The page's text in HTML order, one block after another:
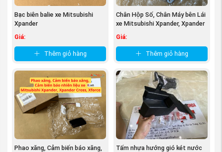
thanh toán tiền nên quý khách hàng hoàn toàn
yên tâm khi mua phụ tùng tại Phụ tùng Mitsubishi
Quý khách hàng mua phụ tùng xe Mitsubishi
Xpander tạiAn Việt
của chúng tôi sẽ được đảm
bảo về chất lượng, giá cả, dịch vụ và bảo hành
một cách chu đáo nhất.
Tất cả các sản phẩm bán ra của phụ tùng xe
Mitsubishi Xpander
tại An Việt đều được đổi trả
hoàn toàn Miễn phí trong 7 ngày. Và được bảo
hành đúng theo tiêu chuẩn của hãng Mitsubishi
Motors
Bạc biên balie xe Mitsubishi
Xpander
Giá:
Thêm giỏ hàng
Chân Hộp Số, Chân Máy bên Lái
xe Mitsubishi Xpander, Xpander
Giá:
Thêm giỏ hàng
Phao xăng, Cảm biến báo xăng,
Tấm nhựa hướng gió két nước